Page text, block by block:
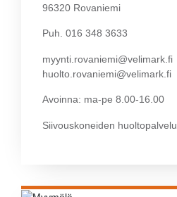
96320 Rovaniemi
Puh. 016 348 3633
myynti.rovaniemi@velimark.fi
huolto.rovaniemi@velimark.fi
Avoinna: ma-pe 8.00-16.00
Siivouskoneiden huoltopalvelu